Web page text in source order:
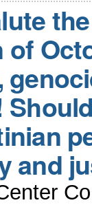
of
and